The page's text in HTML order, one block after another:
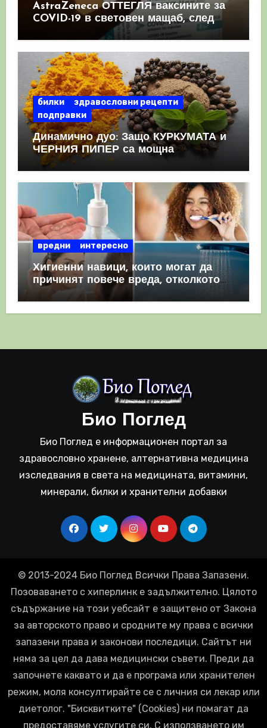
AstraZeneca ОТТЕГЛЯ ваксините за
COVID-19 в световен мащаб, след
като призна, че те причиняват
билки
здравословни рецепти
подправки
Динамично дуо: Защо КУРКУМАТА и
ЧЕРНИЯ ПИПЕР са мощна
комбинация
вредни интересно
Хигиенни навици, които могат да
причинят повече вреда, отколкото
полза
Био Поглед
Био Поглед е информационен портал за
здравословно хранене, алтернативна медицина
изследвания в света на медицината, витамини,
минерали, билки и хранителни добавки
© 2013-2024 Био Поглед Всички Права Запазени.
Позоваването с хиперлинк е задължително. Цялото
съдържание на този уебсайт е защитено от Закона
за авторското право и сродните му права с всички
запазени права и законови последици. Сайтът ни
няма за цел да дава медицински съвети. Преди да
започнете каквато и да е програма или хранителен
режим, моля консултирайте се с личния си лекар или
диетолог. "Бисквитките" (Cookies) ни помагат да
предоставяме услугите си. С използването им